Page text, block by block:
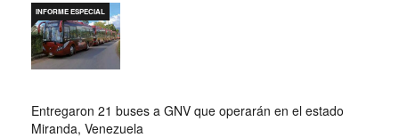
Entregaron 21 buses a GNV que operarán en el estado
Miranda, Venezuela
INFORME ESPECIAL